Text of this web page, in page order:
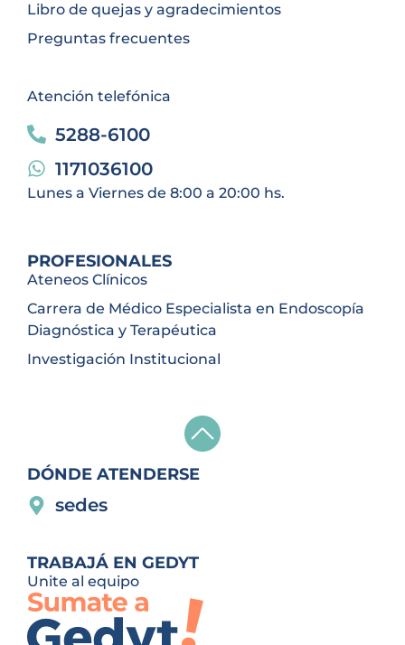
Libro de quejas y agradecimientos
Preguntas frecuentes
Atención telefónica
5288-6100
1171036100
Lunes a Viernes de 8:00 a 20:00 hs.
PROFESIONALES
Ateneos Clínicos
Carrera de Médico Especialista en Endoscopía
Diagnóstica y Terapéutica
Investigación Institucional
DÓNDE ATENDERSE
sedes
TRABAJÁ EN GEDYT
Unite al equipo